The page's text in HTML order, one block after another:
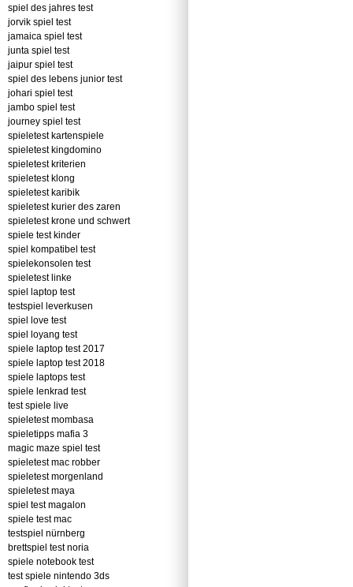
spiel des jahres test
jorvik spiel test
jamaica spiel test
junta spiel test
jaipur spiel test
spiel des lebens junior test
johari spiel test
jambo spiel test
journey spiel test
spieletest kartenspiele
spieletest kingdomino
spieletest kriterien
spieletest klong
spieletest karibik
spieletest kurier des zaren
spieletest krone und schwert
spiele test kinder
spiel kompatibel test
spielekonsolen test
spieletest linke
spiel laptop test
testspiel leverkusen
spiel love test
spiel loyang test
spiele laptop test 2017
spiele laptop test 2018
spiele laptops test
spiele lenkrad test
test spiele live
spieletest mombasa
spieletipps mafia 3
magic maze spiel test
spieletest mac robber
spieletest morgenland
spieletest maya
spiel test magalon
spiele test mac
testspiel nürnberg
brettspiel test noria
spiele notebook test
test spiele nintendo 3ds